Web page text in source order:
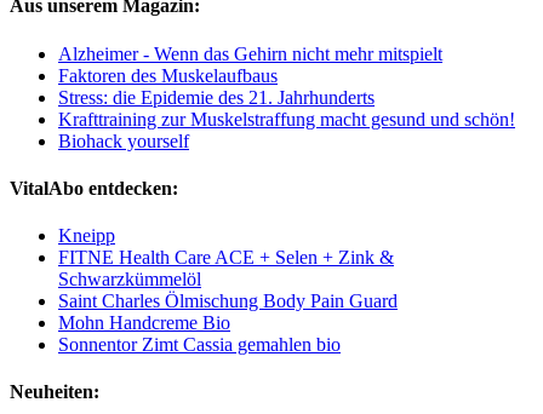
Aus unserem Magazin:
Alzheimer - Wenn das Gehirn nicht mehr mitspielt
Faktoren des Muskelaufbaus
Stress: die Epidemie des 21. Jahrhunderts
Krafttraining zur Muskelstraffung macht gesund und schön!
Biohack yourself
VitalAbo entdecken:
Kneipp
FITNE Health Care ACE + Selen + Zink &
Schwarzkümmelöl
Saint Charles Ölmischung Body Pain Guard
Mohn Handcreme Bio
Sonnentor Zimt Cassia gemahlen bio
Neuheiten: